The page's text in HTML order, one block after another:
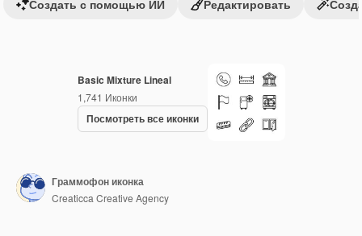
Basic Mixture Lineal
1,741 Иконки
Посмотреть все иконки
Создать с помощью ИИ Редактировать
Граммофон иконка
Creaticca Creative Agency